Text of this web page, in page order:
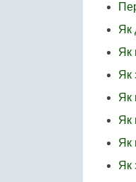
Як
Як
Як
Як
Як
Як
Як